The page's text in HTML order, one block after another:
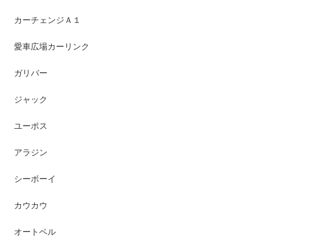
カーチェンジＡ１
愛車広場カーリンク
ガリバー
ジャック
ユーポス
アラジン
シーボーイ
カウカウ
オートベル